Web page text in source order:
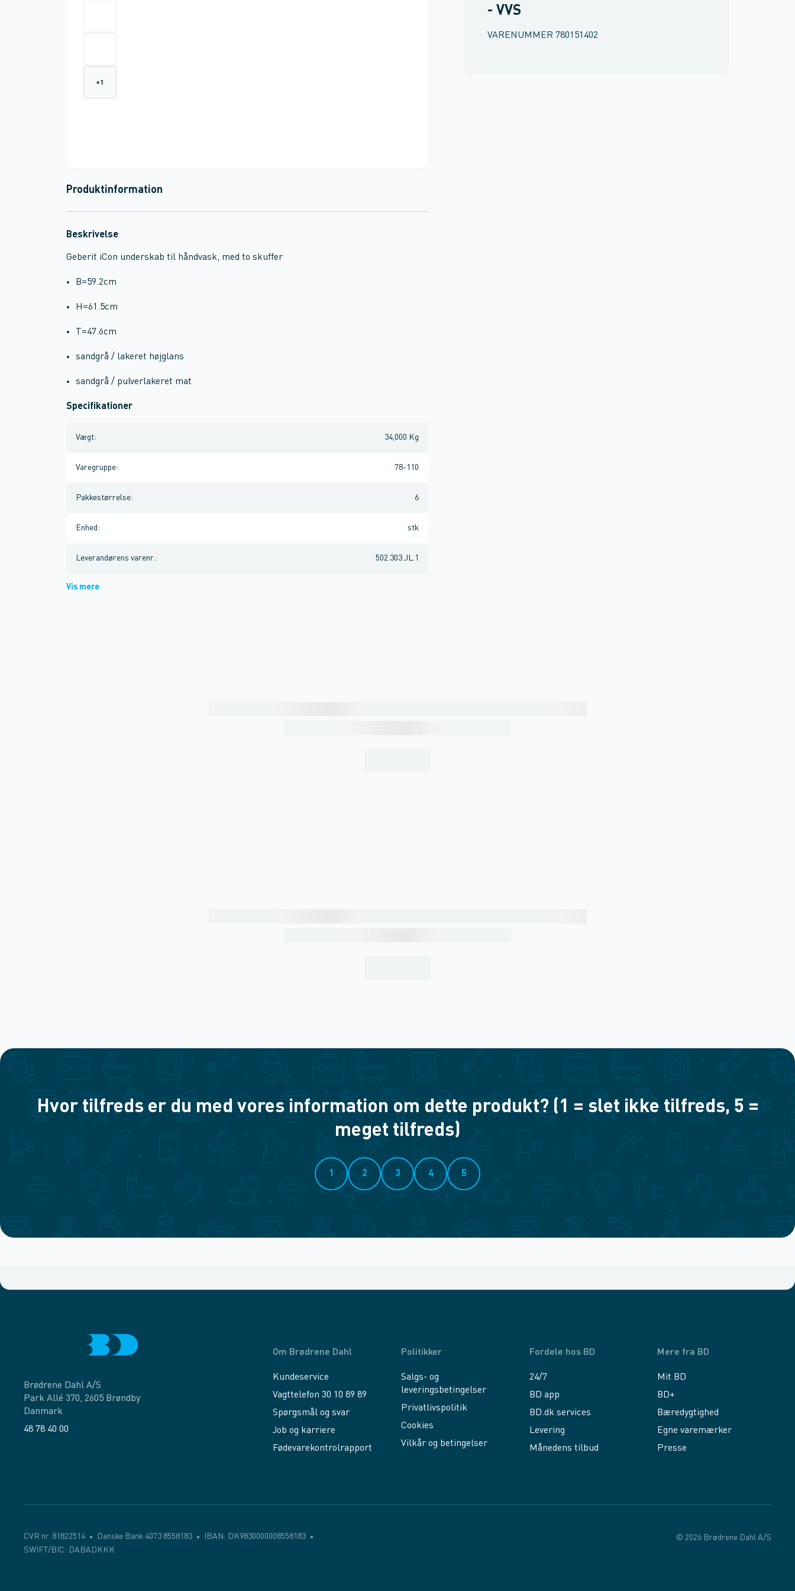
- VVS
VARENUMMER 780151402
+1
Produktinformation
Beskrivelse
Geberit iCon underskab til håndvask, med to skuffer
B=59.2cm
H=61.5cm
T=47.6cm
sandgrå / lakeret højglans
sandgrå / pulverlakeret mat
Specifikationer
Vægt: 34,000 Kg
Varegruppe: 78-110
Pakkestørrelse: 6
Enhed : stk
Leverandørens varenr. : 502.303.JL.1
Vis mere
Hvor tilfreds er du med vores information om dette produkt? (1 = slet ikke tilfreds, 5 =
meget tilfreds)
1 2 3 4 5
Brødrene Dahl A/S
Park Allé 370, 2605 Brøndby
Danmark
48 78 40 00
Om Brødrene Dahl
Kundeservice
Vagttelefon 30 10 89 89
Spørgsmål og svar
Job og karriere
Fødevarekontrolrapport
Politikker
Salgs- og
leveringsbetingelser
Privatlivspolitik
Cookies
Vilkår og betingelser
Fordele hos BD
24/7
BD app
BD.dk services
Levering
Månedens tilbud
Mere fra BD
Mit BD
BD+
Bæredygtighed
Egne varemærker
Presse
CVR nr. 81822514 Danske Bank 4073 8558183
IBAN: DK9830000008558183
SWIFT/BIC: DABADKKK
© 2026 Brødrene Dahl A/S